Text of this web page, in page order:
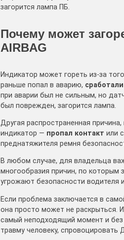
загорится лампа ПБ.
Почему может
AIRBAG
Индикатор может гореть из-за
раньше попал в аварию,
при аварии был не сильным, но
был поврежден, загорится лампа.
Другая распространенная
индикатор — пропал контакт или
преднатяжителя ремня
В любом случае, для владельца
многообразия причин, по которым
угрожают безопасности водителя
Если проблема заключается в
она просто может не раскрыться.
самый неподходящий момент и без
травму человеку, спровоцировать